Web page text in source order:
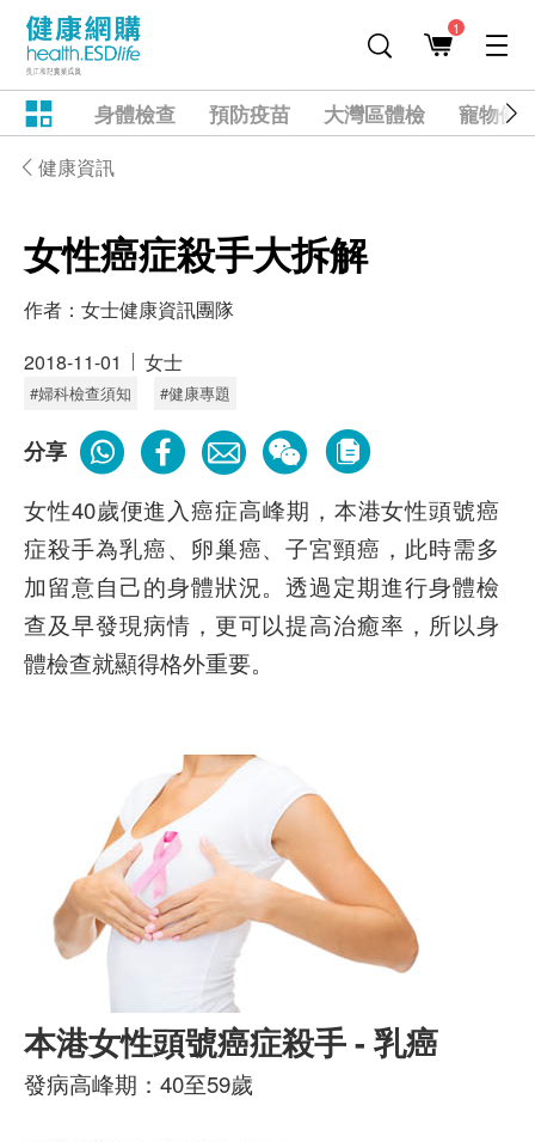
1
身體檢查 預防疫苗 大灣區體檢 寵物健
健康資訊
女性癌症殺手大拆解
作者： 女士健康資訊團隊
2018-11-01
女士
#婦科檢查須知 #健康專題
分享
女性40歲便進入癌症高峰期，本港女性頭號癌
症殺手為乳癌、卵巢癌、子宮頸癌，此時需多
加留意自己的身體狀況。透過定期進行身體檢
查及早發現病情，更可以提高治癒率，所以身
體檢查就顯得格外重要。
本港女性頭號癌症殺手 - 乳癌
發病高峰期：40至59歲